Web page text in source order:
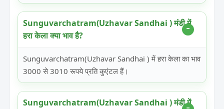
Sunguvarchatram(Uzhavar Sandhai ) मंडी में
हरा केला क्या भाव है?
Sunguvarchatram(Uzhavar Sandhai ) में हरा केला का भाव
3000 से 3010 रूपये प्रति कुएंटल हैं।
Sunguvarchatram(Uzhavar Sandhai ) मंडी में